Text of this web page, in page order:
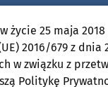
życie 25 maja
2016/679 z dnia
w związku z
Politykę